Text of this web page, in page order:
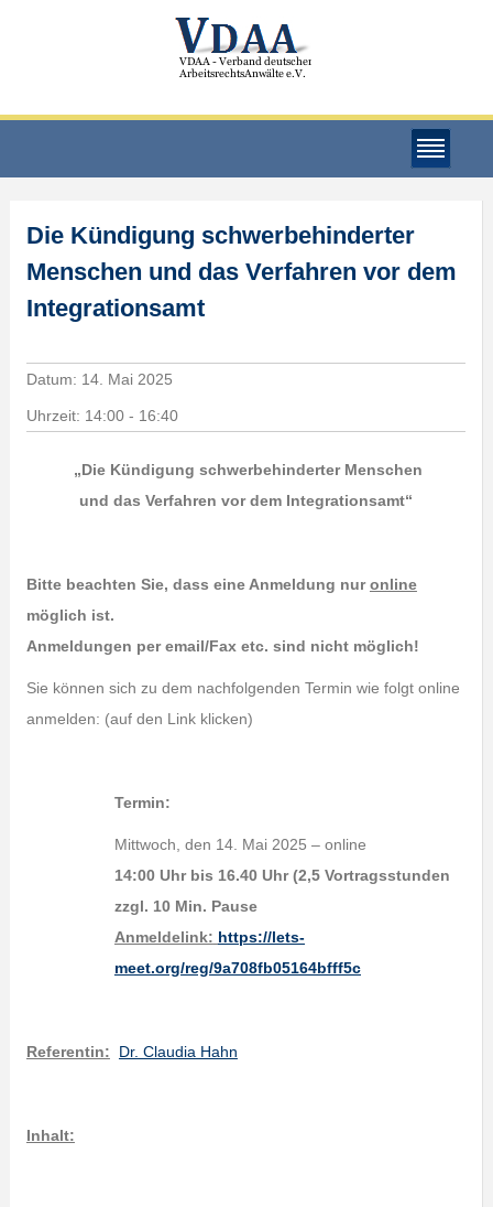
Die Kündigung schwerbehinderter
Menschen und das Verfahren vor dem
Integrationsamt
Datum: 14. Mai 2025
Uhrzeit: 14:00 - 16:40
„Die Kündigung schwerbehinderter Menschen
und das Verfahren vor dem Integrationsamt“
Bitte beachten Sie, dass eine Anmeldung nuronline
möglich ist.
Anmeldungen per email/Fax etc. sind nicht möglich!
Sie können sich zu dem nachfolgenden Termin wie folgt online
anmelden: (auf den Link klicken)
Termin:
Mittwoch, den 14. Mai 2025 – online
14:00 Uhr bis 16.40 Uhr (2,5 Vortragsstunden
zzgl. 10 Min. Pause
Anmeldelink: https://lets-
meet.org/reg/9a708fb05164bfff5c
Referentin: Dr. Claudia Hahn
Inhalt: